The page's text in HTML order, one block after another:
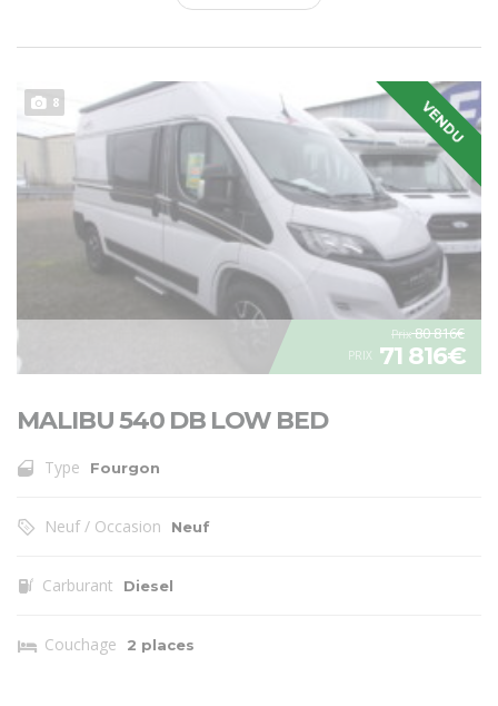
8 VENDU
Prix80 816€
PRIX 71 816€
MALIBU 540 DB LOW BED
Type Fourgon
Neuf / Occasion Neuf
Carburant Diesel
Couchage 2 places